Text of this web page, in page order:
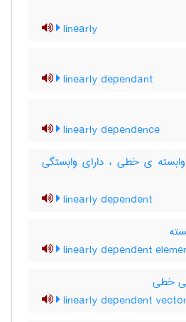
linearly
linearly dependant
linearly dependence
ی خطی ، دارای وابستگی
linearly dependent
linearly dependent
خطی
linearly dependent